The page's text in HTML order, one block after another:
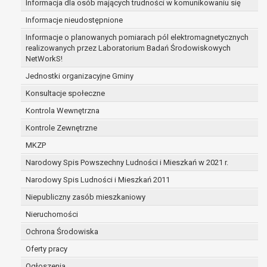
Informacja dla osób mających trudności w komunikowaniu się
Informacje nieudostępnione
Informacje o planowanych pomiarach pól elektromagnetycznych
realizowanych przez Laboratorium Badań Środowiskowych
NetWorkS!
Jednostki organizacyjne Gminy
Konsultacje społeczne
Kontrola Wewnętrzna
Kontrole Zewnętrzne
MKZP
Narodowy Spis Powszechny Ludności i Mieszkań w 2021 r.
Narodowy Spis Ludności i Mieszkań 2011
Niepubliczny zasób mieszkaniowy
Nieruchomości
Ochrona Środowiska
Oferty pracy
zabezpieczenia ewentualnych roszczeń, a w
przypadku wyrażenia zgody na przetwarzanie
danych po zakończeniu i rozliczeniu umowy, do
czasu wycofania tej zgody.
Ponadto w przypadku umów o dofinansowanie
dane osobowe od momentu pozyskania
przechowywane są przez okres wynikający z
umowy o dofinansowanie zawartej między
beneficjentem a określoną instytucją, trwałości
danego projektu i konieczności zachowania
dokumentacji projektu do celów kontrolnych.
W związku z przetwarzaniem przez
administratora danych osobowych przysługuje
Pani/Panu:
prawo dostępu do treści danych oraz
otrzymywania ich kopii na podstawie art. 15
RODO;
prawo do żądania sprostowania danych na
w przypadku gdy: